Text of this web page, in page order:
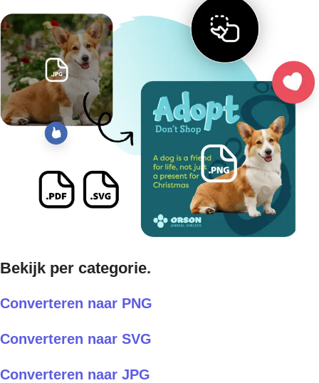
Bekijk per categorie.
Converteren naar PNG
Converteren naar SVG
Converteren naar JPG